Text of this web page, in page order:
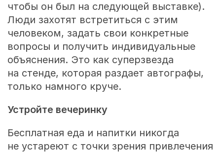
чтобы он был на следующей выставке).
Люди захотят встретиться с этим
человеком, задать свои конкретные
вопросы и получить индивидуальные
объяснения. Это как суперзвезда
на стенде, которая раздает автографы,
только намного круче.
Устройте вечеринку
Бесплатная еда и напитки никогда
не устареют с точки зрения привлечения